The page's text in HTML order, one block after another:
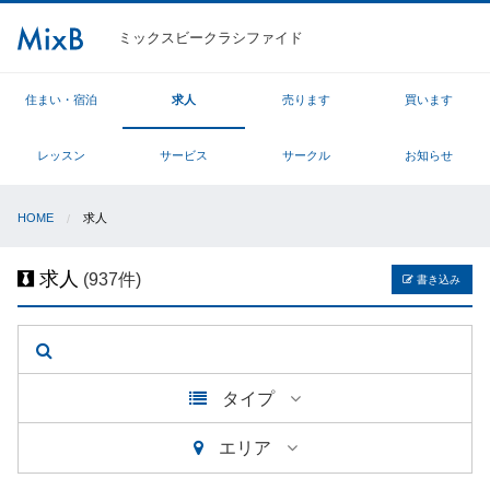
ミックスビークラシファイド
住まい・宿泊 求人 売ります 買います
レッスン サービス サークル お知らせ
HOME 求人
求人 (937件) 書き込み
タイプ
エリア